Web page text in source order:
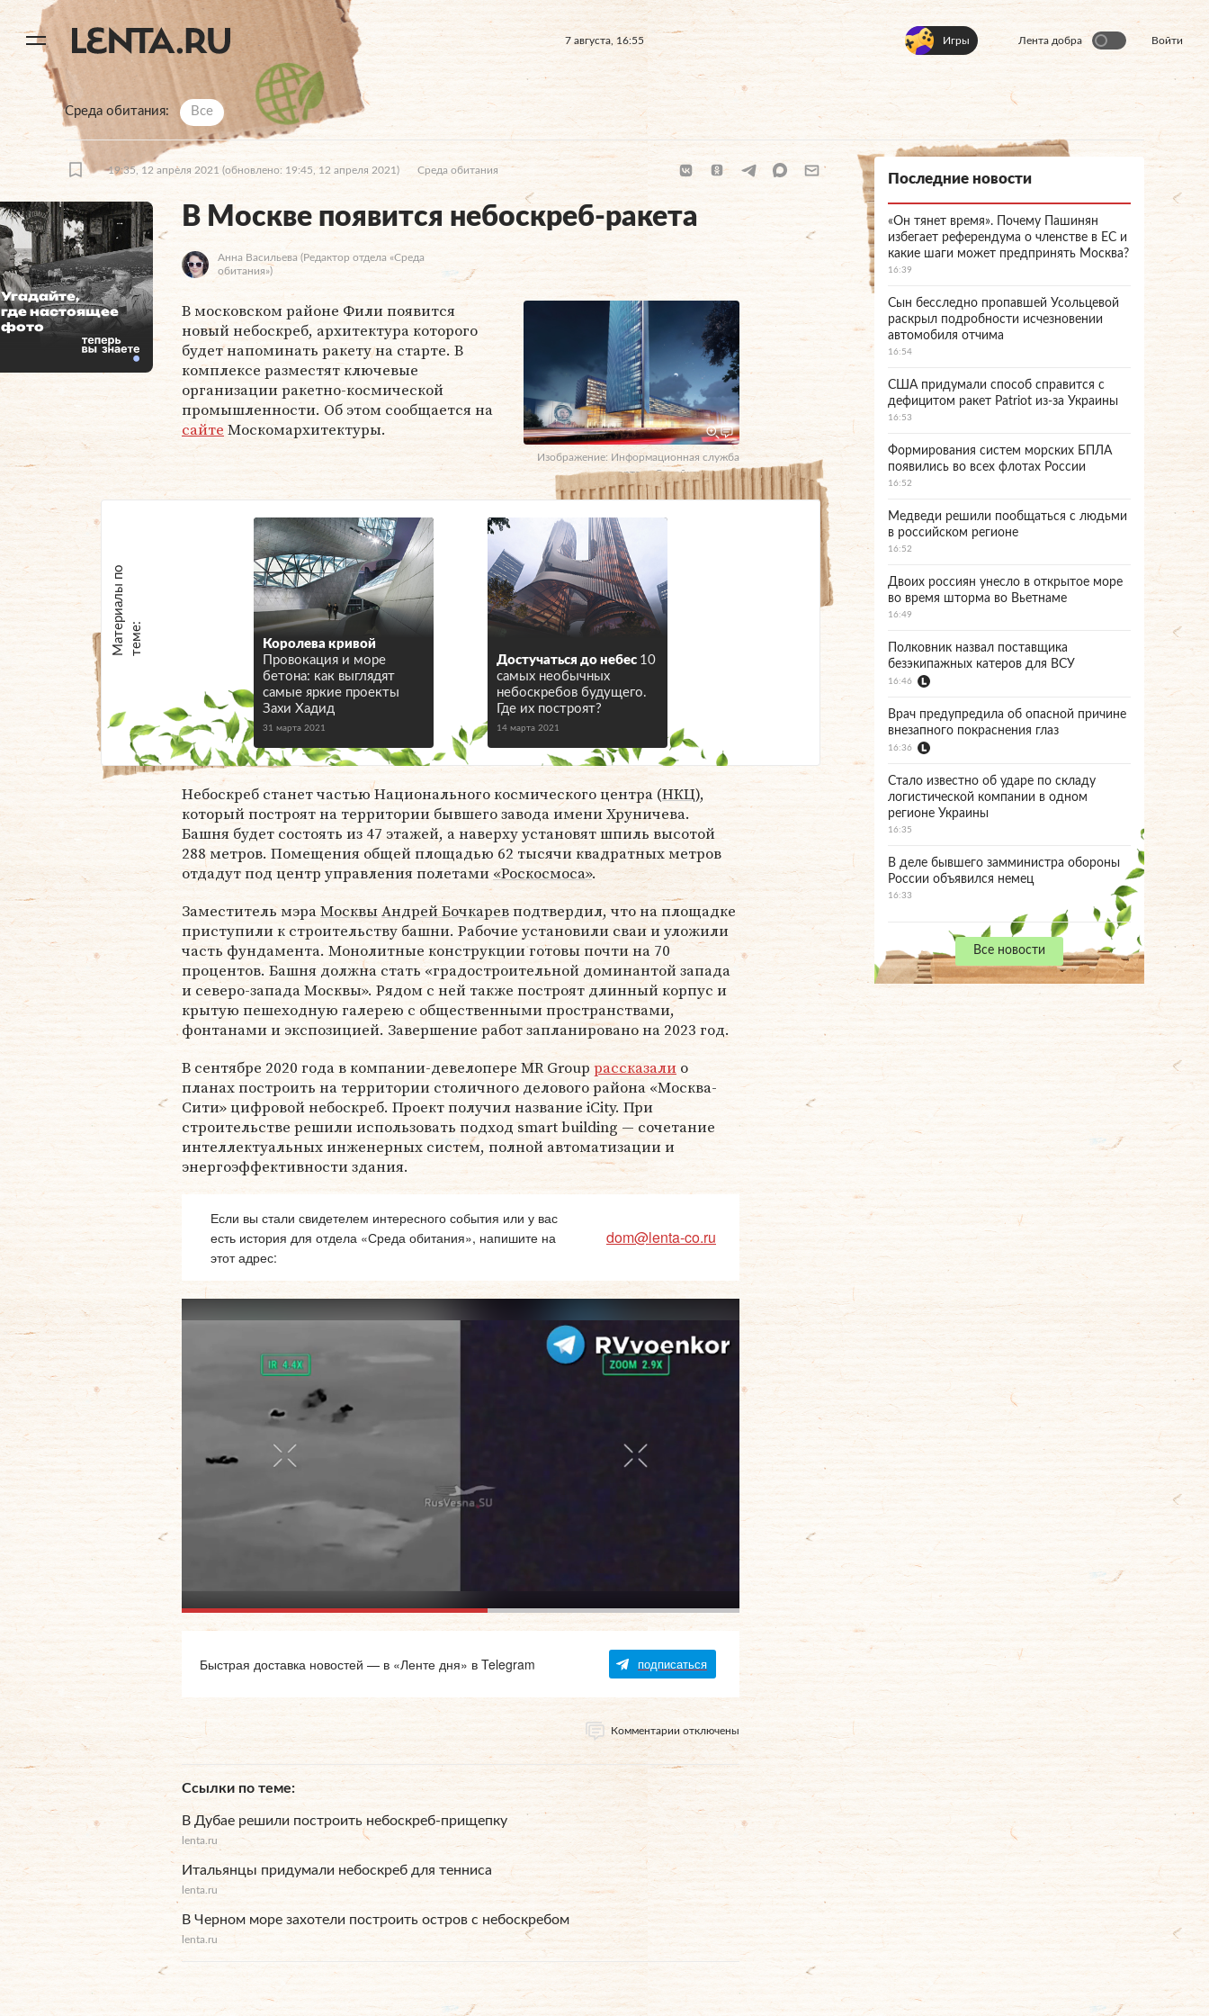
7 августа, 16:55 Игры Лента добра Войти
Среда обитания Все
19:35, 12 апреля 2021 (обновлено: 19:45, 12 апреля 2021) Среда обитания
В Москве появится небоскреб-ракета
Анна Васильева (Редактор отдела «Среда
обитания»)
Изображение: Информационная служба
портала Стройкомплекса
В московском районе Фили появится
новый небоскреб, архитектура которого
будет напоминать ракету на старте. В
комплексе разместят ключевые
организации ракетно-космической
промышленности. Об этом сообщается на
сайте Москомархитектуры.
М
а
т е
р
и
а
л
ы
п
о
т
е
м
е :
Королева кривой
Провокация и море
бетона: как выглядят
самые яркие проекты
Захи Хадид
31 марта 2021
Достучаться до небес 10
самых необычных
небоскребов будущего.
Где их построят?
14 марта 2021
Небоскреб станет частью Национального космического центра (НКЦ),
который построят на территории бывшего завода имени Хруничева.
Башня будет состоять из 47 этажей, а наверху установят шпиль высотой
288 метров. Помещения общей площадью 62 тысячи квадратных метров
отдадут под центр управления полетами «Роскосмоса».
Заместитель мэраМосквыАндрей Бочкаревподтвердил, что на площадке
приступили к строительству башни. Рабочие установили сваи и уложили
часть фундамента. Монолитные конструкции готовы почти на 70
процентов. Башня должна стать «градостроительной доминантой запада
и северо-запада Москвы». Рядом с ней также построят длинный корпус и
крытую пешеходную галерею с общественными пространствами,
фонтанами и экспозицией. Завершение работ запланировано на 2023 год.
В сентябре 2020 года в компании-девелопере MR Group рассказали о
планах построить на территории столичного делового района «Москва-
Сити» цифровой небоскреб. Проект получил название iCity. При
строительстве решили использовать подход smart building — сочетание
интеллектуальных инженерных систем, полной автоматизации и
энергоэффективности здания.
Если вы стали свидетелем интересного события или у вас
есть история для отдела «Среда обитания», напишите на
этот адрес:
dom@lenta-co.ru
Быстрая доставка новостей — в «Ленте дня» в Telegram подписаться
Комментарии отключены
Ссылки по теме
В Дубае решили построить небоскреб-прищепку
lenta.ru
Итальянцы придумали небоскреб для тенниса
lenta.ru
В Черном море захотели построить остров с небоскребом
lenta.ru
Угадайте,
где настоящее
фото
Последние новости
«Он тянет время». Почему Пашинян
избегает референдума о членстве в ЕС и
какие шаги может предпринять Москва?
16:39
Сын бесследно пропавшей Усольцевой
раскрыл подробности исчезновении
автомобиля отчима
16:54
США придумали способ справится с
дефицитом ракет Patriot из-за Украины
16:53
Формирования систем морских БПЛА
появились во всех флотах России
16:52
Медведи решили пообщаться с людьми
в российском регионе
16:52
Двоих россиян унесло в открытое море
во время шторма во Вьетнаме
16:49
Полковник назвал поставщика
безэкипажных катеров для ВСУ
16:46
Врач предупредила об опасной причине
внезапного покраснения глаз
16:36
Стало известно об ударе по складу
логистической компании в одном
регионе Украины
16:35
В деле бывшего замминистра обороны
России объявился немец
16:33
Все новости